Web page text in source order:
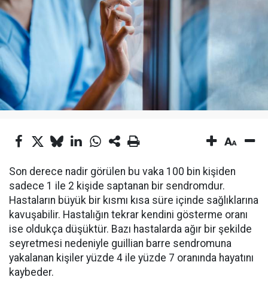
Son derece nadir görülen bu vaka 100 bin kişiden
sadece 1 ile 2 kişide saptanan bir sendromdur.
Hastaların büyük bir kısmı kısa süre içinde sağlıklarına
kavuşabilir. Hastalığın tekrar kendini gösterme oranı
ise oldukça düşüktür. Bazı hastalarda ağır bir şekilde
seyretmesi nedeniyle guillian barre sendromuna
yakalanan kişiler yüzde 4 ile yüzde 7 oranında hayatını
kaybeder.